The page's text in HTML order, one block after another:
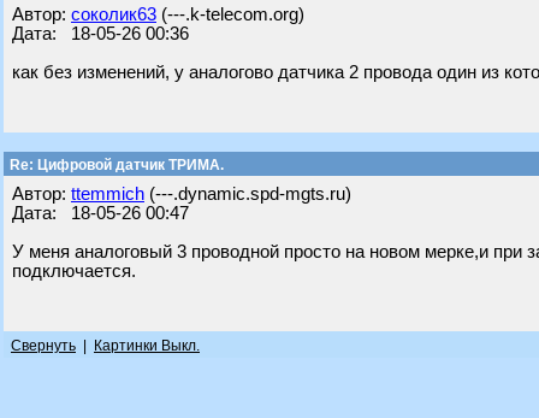
Автор: соколик63 (---.k-telecom.org)
Дата: 18-05-26 00:36
как без изменений, у аналогово датчика 2 провода один из
Re: Цифровой датчик ТРИМА.
Автор: ttemmich (---.dynamic.spd-mgts.ru)
Дата: 18-05-26 00:47
У меня аналоговый 3 проводной просто на новом мерке,и при
подключается.
Свернуть Картинки Выкл.